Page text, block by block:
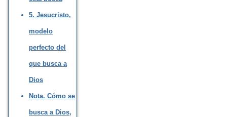
5. Jesucristo,
modelo
perfecto del
que busca a
Dios
Nota. Cómo se
busca a Dios,